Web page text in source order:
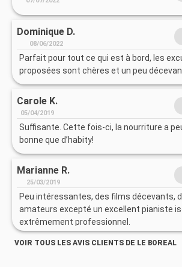
Dominique D.
08/06/2022
Parfait pour tout ce qui est à bord, les
proposées sont chères et un peu
Carole K.
05/04/2019
Suffisante. Cette fois-ci, la nourriture a
bonne que d’habity!
Marianne R.
25/03/2019
Peu intéressantes, des films décevants,
amateurs excepté un excellent pianiste
extrêmement professionnel.
VOIR TOUS LES AVIS CLIENTS DE LE BOREAL